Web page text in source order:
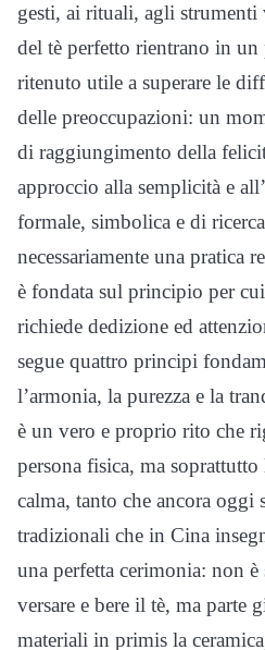
gesti, ai rituali, agli strumenti
del tè perfetto rientrano in un
ritenuto utile a superare le
delle preoccupazioni: un
di raggiungimento della
approccio alla semplicità e
formale, simbolica e di
necessariamente una pratica
è fondata sul principio per
richiede dedizione ed
segue quattro principi
l’armonia, la purezza e la
è un vero e proprio rito che
persona fisica, ma
calma, tanto che ancora oggi
tradizionali che in Cina
una perfetta cerimonia: non
versare e bere il tè, ma parte
materiali in primis la